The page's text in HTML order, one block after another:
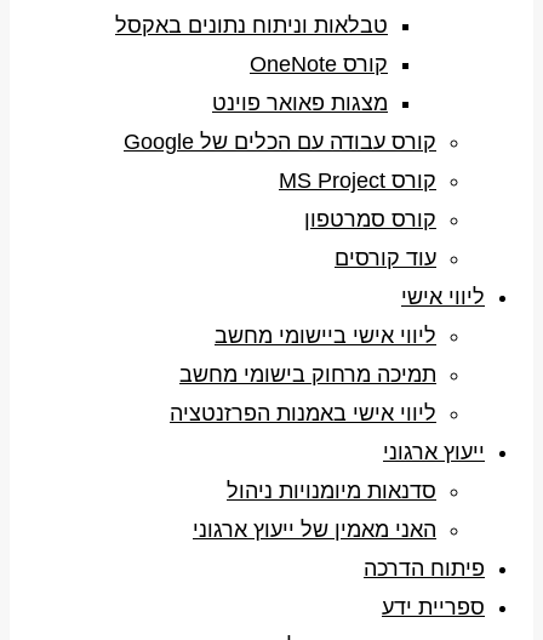
טבלאות וניתוח נתונים באקסל
קורס OneNote
מצגות פאואר פוינט
קורס עבודה עם הכלים של Google
קורס MS Project
קורס סמרטפון
עוד קורסים
ליווי אישי
ליווי אישי ביישומי מחשב
תמיכה מרחוק בישומי מחשב
ליווי אישי באמנות הפרזנטציה
ייעוץ ארגוני
סדנאות מיומנויות ניהול
האני מאמין של ייעוץ ארגוני
פיתוח הדרכה
ספריית ידע